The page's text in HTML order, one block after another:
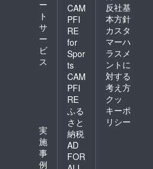
す。 実
際にお
届けす
るパッ
ケージ
等のデ
ザイン
が異な
る場合
があり
ます、
あらか
じめご
設の判
断によ
り中止
となる
場合が
ござい
ます。
中止判
断は、
当日の
朝に実
施いた
す。な
ー
ト
サ
ー
ビ
ス
実
施
事
例
CAM
PFI
RE
for
Spor
ts
CAM
PFI
RE
ふる
さと
納税
AD
FOR
反社基
本方針
カスタ
マーハ
ラスメ
ントに
対する
考え方
クッ
キーポ
リシー